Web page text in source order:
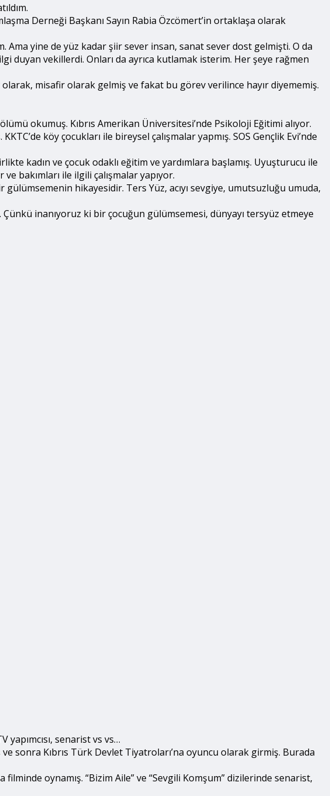
Derneği Başkanı Sayın Rabia Özcömert’in ortaklaşa olarak
Ama yine de yüz kadar şiir sever insan, sanat sever dost gelmişti. O da
duyan vekillerdi. Onları da ayrıca kutlamak isterim. Her şeye rağmen
misafir olarak gelmiş ve fakat bu görev verilince hayır diyememiş.
okumuş. Kıbrıs Amerikan Üniversitesi’nde Psikoloji Eğitimi alıyor.
köy çocukları ile bireysel çalışmalar yapmış. SOS Gençlik Evi’nde
kadın ve çocuk odaklı eğitim ve yardımlara başlamış. Uyuşturucu ile
bakımları ile ilgili çalışmalar yapıyor.
hikayesidir. Ters Yüz, acıyı sevgiye, umutsuzluğu umuda,
inanıyoruz ki bir çocuğun gülümsemesi, dünyayı tersyüz etmeye
senarist vs vs…
sonra Kıbrıs Türk Devlet Tiyatroları’na oyuncu olarak girmiş. Burada
oynamış. “Bizim Aile” ve “Sevgili Komşum” dizilerinde senarist,